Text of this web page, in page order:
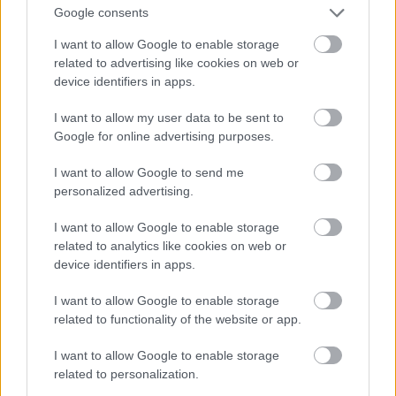
Google consents
I want to allow Google to enable storage
related to advertising like cookies on web or
device identifiers in apps.
I want to allow my user data to be sent to
Google for online advertising purposes.
I want to allow Google to send me
personalized advertising.
I want to allow Google to enable storage
related to analytics like cookies on web or
device identifiers in apps.
I want to allow Google to enable storage
related to functionality of the website or app.
I want to allow Google to enable storage
related to personalization.
A cognac-i repülőtéren heves esőben rendezett
versenyt Lucien Bianchi nyerte az Ecurie
Francorchamps Ferrarijával, a Shelby Cobrák
kiesését követően pedig át is vette a vezetést
összetettben. Peter Procter megszerezte harmadik
szakaszgyőzelmét, a Mustangok eddig remekül
muzsikáltak. A hendikepet Lucien öccse, Mauro
pedig a BMC három Minije vezette. Az addig élen
álló "Kim" feladni kényszerült a küzdelmet, miután
előző este túlságosan felöntött a garatra...
6. szakasz: Col du Tourmalet (2115 m)
kellett megküzdenie a mezőnynek. A legendás
Tourmalet-ra Günther Klass ért fel elsőként gyári